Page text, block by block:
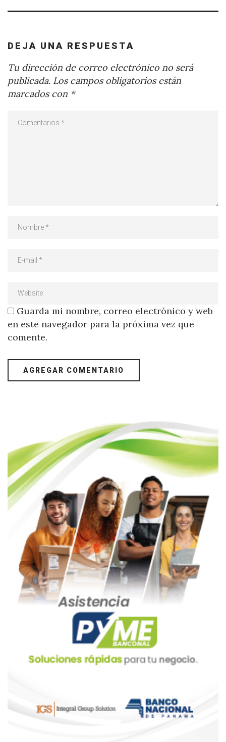
DEJA UNA RESPUESTA
Tu dirección de correo electrónico no será
publicada. Los campos obligatorios están
marcados con *
Guarda mi nombre, correo electrónico y web
en este navegador para la próxima vez que
comente.